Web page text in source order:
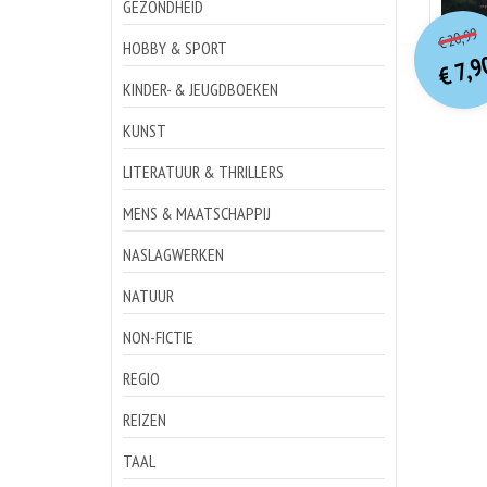
GEZONDHEID
HOBBY & SPORT
KINDER- & JEUGDBOEKEN
KUNST
LITERATUUR & THRILLERS
MENS & MAATSCHAPPIJ
NASLAGWERKEN
NATUUR
NON-FICTIE
REGIO
REIZEN
TAAL
€20,99
€